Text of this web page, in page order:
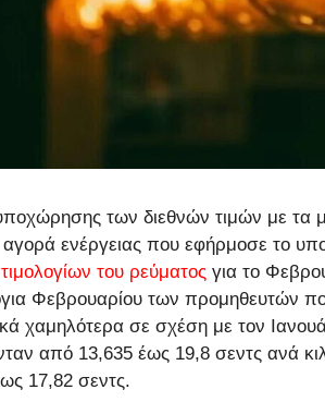
των διεθνών τιμών με τα
ενέργειας που εφήρμοσε το
τιμολογίων του ρεύματοςγια το
Φεβρουαρίου των προμηθευτών
χαμηλότερα σε σχέση με τον
από 13,635 έως 19,8 σεντς ανά
17,82 σεντς.